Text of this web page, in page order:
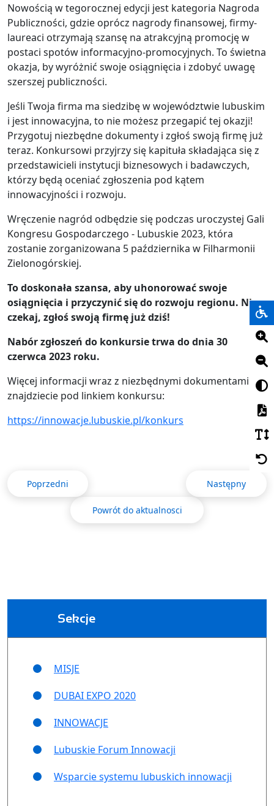
Nowością w tegorocznej edycji jest kategoria Nagroda
Publiczności, gdzie oprócz nagrody finansowej, firmy-
laureaci otrzymają szansę na atrakcyjną promocję w
postaci spotów informacyjno-promocyjnych. To świetna
okazja, by wyróżnić swoje osiągnięcia i zdobyć uwagę
szerszej publiczności.
Jeśli Twoja firma ma siedzibę w województwie lubuskim
i jest innowacyjna, to nie możesz przegapić tej okazji!
Przygotuj niezbędne dokumenty i zgłoś swoją firmę już
teraz. Konkursowi przyjrzy się kapituła składająca się z
przedstawicieli instytucji biznesowych i badawczych,
którzy będą oceniać zgłoszenia pod kątem
innowacyjności i rozwoju.
Wręczenie nagród odbędzie się podczas uroczystej Gali
Kongresu Gospodarczego - Lubuskie 2023, która
zostanie zorganizowana 5 października w Filharmonii
Zielonogórskiej.
To doskonała szansa, aby uhonorować swoje
osiągnięcia i przyczynić się do rozwoju regionu. Nie
czekaj, zgłoś swoją firmę już dziś!
Nabór zgłoszeń do konkursie trwa do dnia 30
czerwca 2023 roku.
Więcej informacji wraz z niezbędnymi dokumentami
znajdziecie pod linkiem konkursu:
https://innowacje.lubuskie.pl/konkurs
Poprzedni Następny
Powrót do aktualnosci
Sekcje
MISJE
DUBAI EXPO 2020
INNOWACJE
Lubuskie Forum Innowacji
Wsparcie systemu lubuskich innowacji